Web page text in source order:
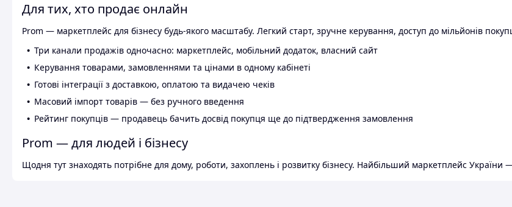
Для тих, хто продає онлайн
Prom — маркетплейс для бізнесу будь-якого масштабу. Легкий старт, зручне керування, доступ до мільйонів
Три канали продажів одночасно: маркетплейс, мобільний додаток, власний сайт
Керування товарами, замовленнями та цінами в одному кабінеті
Готові інтеграції з доставкою, оплатою та видачею чеків
Масовий імпорт товарів — без ручного введення
Рейтинг покупців — продавець бачить досвід покупця ще до підтвердження замовлення
Prom — для людей і бізнесу
Щодня тут знаходять потрібне для дому, роботи, захоплень і розвитку бізнесу. Найбільший маркетплейс України